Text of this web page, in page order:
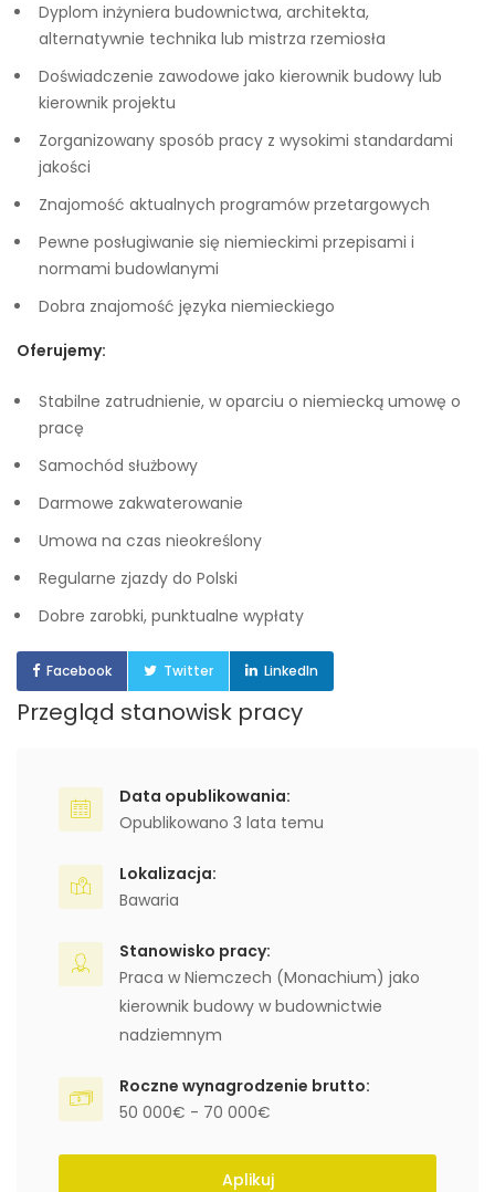
Dyplom inżyniera budownictwa, architekta,
alternatywnie technika lub mistrza rzemiosła
Doświadczenie zawodowe jako kierownik budowy lub
kierownik projektu
Zorganizowany sposób pracy z wysokimi standardami
jakości
Znajomość aktualnych programów przetargowych
Pewne posługiwanie się niemieckimi przepisami i
normami budowlanymi
Dobra znajomość języka niemieckiego
Oferujemy:
Stabilne zatrudnienie, w oparciu o niemiecką umowę o
pracę
Samochód służbowy
Darmowe zakwaterowanie
Umowa na czas nieokreślony
Regularne zjazdy do Polski
Dobre zarobki, punktualne wypłaty
Facebook Twitter LinkedIn
Przegląd stanowisk pracy
Data opublikowania:
Opublikowano 3 lata temu
Lokalizacja:
Bawaria
Stanowisko pracy:
Praca w Niemczech (Monachium) jako
kierownik budowy w budownictwie
nadziemnym
Roczne wynagrodzenie brutto:
50 000€ - 70 000€
Aplikuj